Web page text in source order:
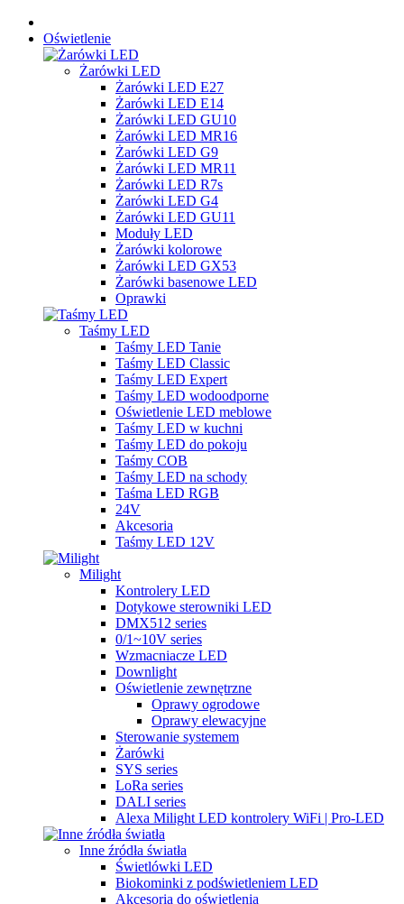
Oświetlenie
Żarówki LED
Żarówki LED E27
Żarówki LED E14
Żarówki LED GU10
Żarówki LED MR16
Żarówki LED G9
Żarówki LED MR11
Żarówki LED R7s
Żarówki LED G4
Żarówki LED GU11
Moduły LED
Żarówki kolorowe
Żarówki LED GX53
Żarówki basenowe LED
Oprawki
Taśmy LED
Taśmy LED Tanie
Taśmy LED Classic
Taśmy LED Expert
Taśmy LED wodoodporne
Oświetlenie LED meblowe
Taśmy LED w kuchni
Taśmy LED do pokoju
Taśmy COB
Taśmy LED na schody
Taśma LED RGB
24V
Akcesoria
Taśmy LED 12V
Milight
Kontrolery LED
Dotykowe sterowniki LED
DMX512 series
0/1~10V series
Wzmacniacze LED
Downlight
Oświetlenie zewnętrzne
Oprawy ogrodowe
Oprawy elewacyjne
Sterowanie systemem
Żarówki
SYS series
LoRa series
DALI series
Alexa Milight LED kontrolery WiFi | Pro-LED
Inne źródła światła
Świetlówki LED
Biokominki z podświetleniem LED
Akcesoria do oświetlenia